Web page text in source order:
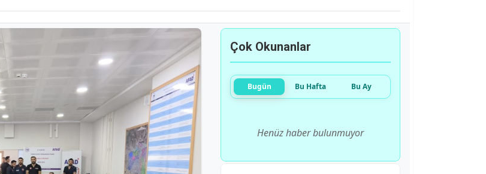
Çok Okunanlar
Bugün Bu Hafta Bu Ay
Henüz haber bulunmuyor